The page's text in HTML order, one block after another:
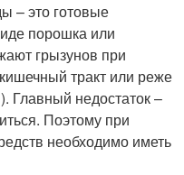
– это готовые
порошка или
грызунов при
тракт или реже
Главный недостаток –
Поэтому при
необходимо иметь